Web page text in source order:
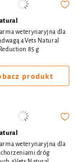
weterynaryjna dla
4Vets Natural
85 g
produkt
weterynaryjna dla
dróg